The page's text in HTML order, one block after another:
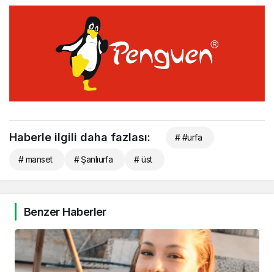
Haberle ilgili daha fazlası: # #urfa
# manset # Şanlıurfa # üst
Benzer Haberler